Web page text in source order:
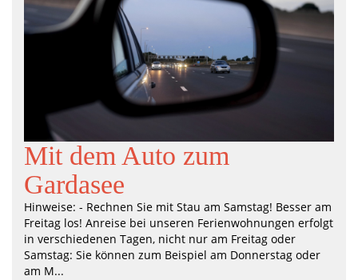
Mit dem Auto zum
Gardasee
Hinweise: - Rechnen Sie mit Stau am Samstag! Besser am
Freitag los! Anreise bei unseren Ferienwohnungen erfolgt
in verschiedenen Tagen, nicht nur am Freitag oder
Samstag: Sie können zum Beispiel am Donnerstag oder
am M...